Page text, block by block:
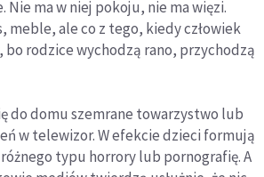
Nie ma w niej pokoju, nie ma więzi.
meble, ale co z tego, kiedy człowiek
bo rodzice wychodzą rano, przychodzą
do domu szemrane towarzystwo lub
w telewizor. W efekcie dzieci formują
typu horrory lub pornografię. A